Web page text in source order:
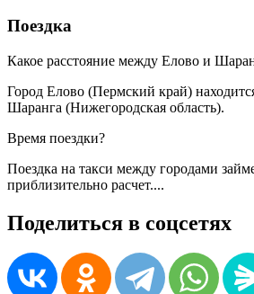
Поездка
Какое расстояние между Елово и
Город Елово (Пермский край)
Шаранга (Нижегородская область).
Время поездки?
Поездка на такси между городами
приблизительно расчет....
Поделиться в соцсетях